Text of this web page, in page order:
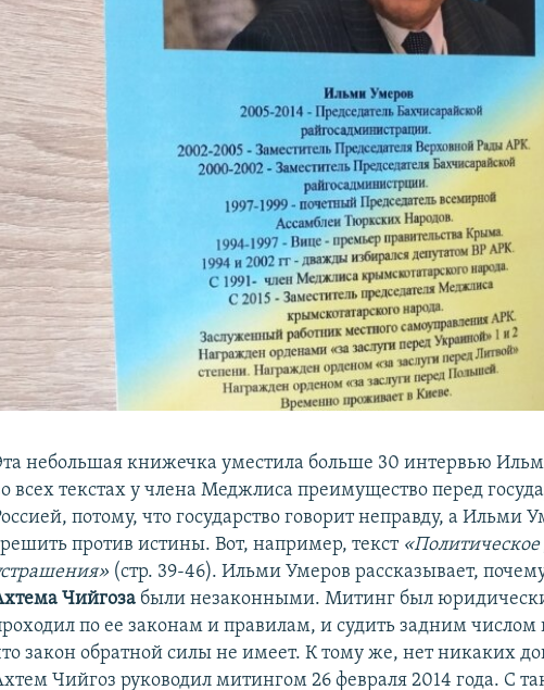
небольшая книжечка уместила больше 30 интервью
всех текстах у члена Меджлиса преимущество перед
потому, что государство говорит неправду, а Ильми
против истины. Вот, например, текст
(стр. 39-46). Ильми Умеров рассказывает,
Чийгоза были незаконными. Митинг был юридически
по ее законам и правилам, и судить задним числом
закон обратной силы не имеет. К тому же, нет никаких
Чийгоз руководил митингом 26 февраля 2014 года. С